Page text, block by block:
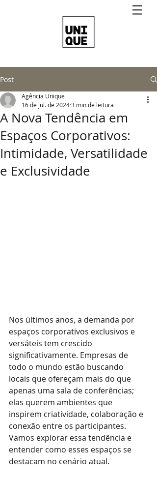
Post
A Nova Tendência em
Espaços Corporativos:
Intimidade, Versatilidade
e Exclusividade
Agência Unique
16 de jul. de 20243 min de leitura
Nos últimos anos, a demanda por
espaços corporativos exclusivos e
versáteis tem crescido
significativamente. Empresas de
todo o mundo estão buscando
locais que ofereçam mais do que
apenas uma sala de conferências;
elas querem ambientes que
inspirem criatividade, colaboração e
conexão entre os participantes.
Vamos explorar essa tendência e
entender como esses espaços se
destacam no cenário atual.